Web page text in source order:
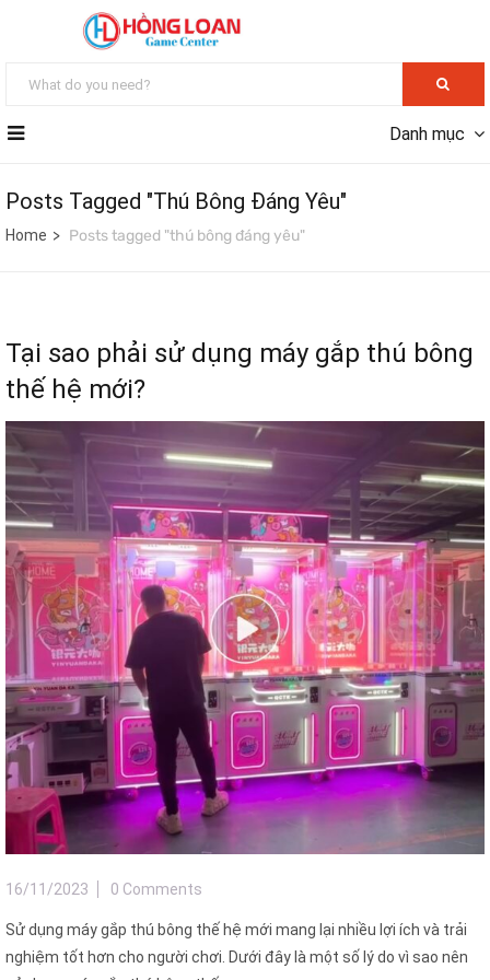
Danh mục
Posts Tagged "thú Bông Đáng Yêu"
Home Posts tagged "thú bông đáng yêu"
Tại sao phải sử dụng máy gắp thú bông
thế hệ mới?
16/11/2023 0 Comments
Sử dụng máy gắp thú bông thế hệ mới mang lại nhiều lợi ích và trải
nghiệm tốt hơn cho người chơi. Dưới đây là một số lý do vì sao nên